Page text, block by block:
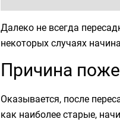
Далеко не всегда
некоторых случаях
Причина
Оказывается, после
как наиболее старые,